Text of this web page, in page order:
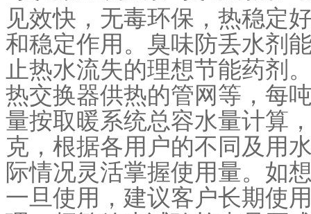
见效快，无毒环保，热稳定
和稳定作用。臭味防丢水剂
止热水流失的理想节能药剂
热交换器供热的管网等，每
量按取暖系统总容水量计算
克，根据各用户的不同及用
际情况灵活掌握使用量。如
一旦使用，建议客户长期使